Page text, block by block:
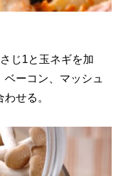
じ1と玉ネギを加
ーコン、マッシュ
せる。